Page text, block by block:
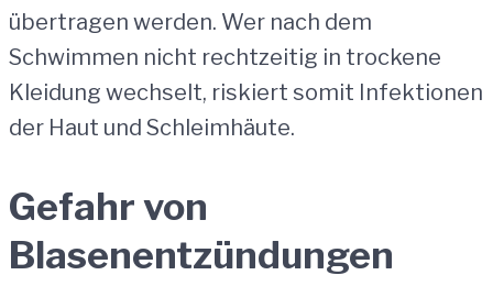
übertragen werden. Wer nach dem
Schwimmen nicht rechtzeitig in trockene
Kleidung wechselt, riskiert somit Infektionen
der Haut und Schleimhäute.
Gefahr von
Blasenentzündungen